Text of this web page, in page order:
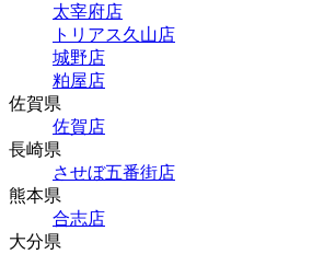
太宰府店
トリアス久山店
城野店
粕屋店
佐賀県
佐賀店
長崎県
させぼ五番街店
熊本県
合志店
大分県